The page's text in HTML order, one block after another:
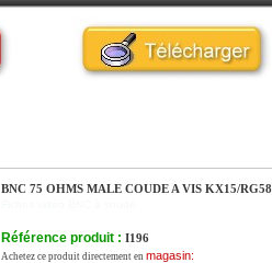
BNC 75 OHMS MALE COUDE A VIS KX15/RG58
Référence produit : I196
Achetez ce produit directement en magasin: